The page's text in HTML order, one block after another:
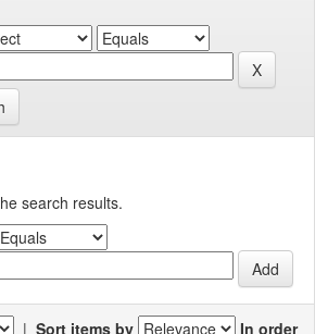
search results.
| Sort items by
In order